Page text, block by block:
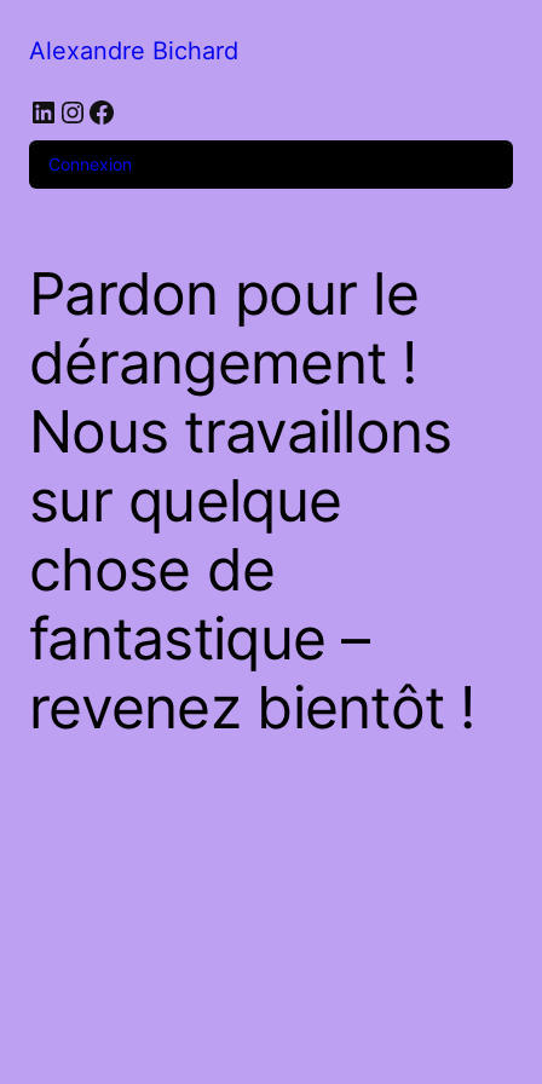
Alexandre Bichard
Connexion
Pardon pour le
dérangement !
Nous travaillons
sur quelque
chose de
fantastique –
revenez bientôt !